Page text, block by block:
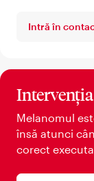
Intră în
Melanomul
însă atunci
corect